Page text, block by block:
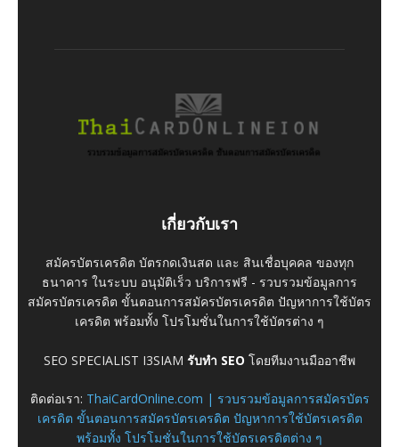
เกี่ยวกับเรา
สมัครบัตรเครดิต บัตรกดเงินสด และ สินเชื่อบุคคล ของทุก
ธนาคาร ในระบบ อนุมัติเร็ว บริการฟรี - รวบรวมข้อมูลการ
สมัครบัตรเครดิต ขั้นตอนการสมัครบัตรเครดิต ปัญหาการใช้บัตร
เครดิต พร้อมทั้ง โปรโมชั่นในการใช้บัตรต่าง ๆ
SEO SPECIALIST I3SIAM รับทำ SEO โดยทีมงานมืออาชีพ
ติดต่อเรา: ThaiCardOnline.com | รวบรวมข้อมูลการสมัครบัตร
เครดิต ขั้นตอนการสมัครบัตรเครดิต ปัญหาการใช้บัตรเครดิต
พร้อมทั้ง โปรโมชั่นในการใช้บัตรเครดิตต่าง ๆ